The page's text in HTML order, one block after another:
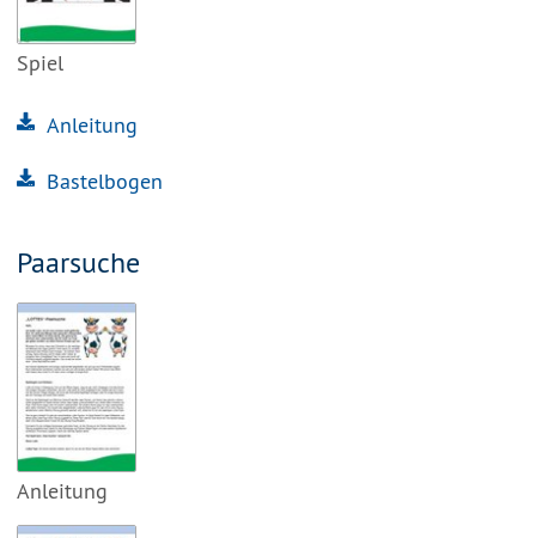
Spiel
Anleitung
Bastelbogen
Paarsuche
Anleitung